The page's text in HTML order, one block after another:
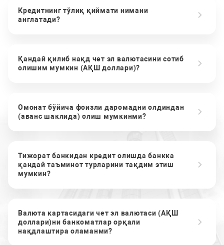
Кредитнинг тўлиқ қиймати нимани
англатади?
Қандай қилиб нақд чет эл валютасини сотиб
олишим мумкин (АҚШ доллари)?
Омонат бўйича фоизли даромадни олдиндан
(аванс шаклида) олиш мумкинми?
Тижорат банкидан кредит олишда банкка
қандай таъминот турларини тақдим этиш
мумкин?
Валюта картасидаги чет эл валютаси (АҚШ
доллари)ни банкоматлар орқали
нақдлаштира оламанми?